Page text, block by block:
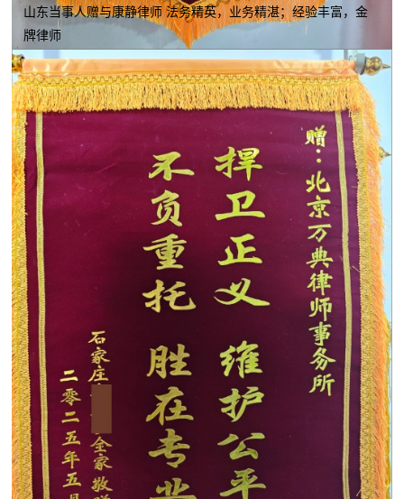
山东当事人赠与康静律师 法务精英，业务精湛；经验丰富，金
牌律师